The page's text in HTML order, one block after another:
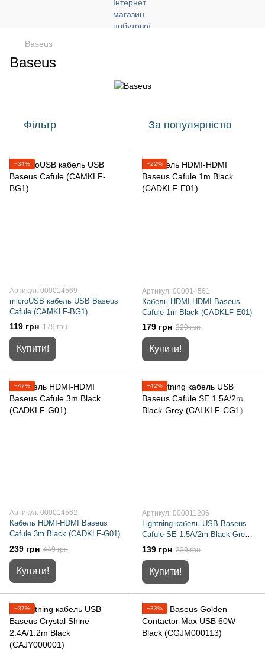
Baseus
Baseus
Фільтр За популярністю
−34%
Артикул: 000014569
microUSB кабель USB Baseus
Cafule (CAMKLF-BG1)
119 грн 179 грн
Купити!
−22%
Артикул: 000014561
Кабель HDMI-HDMI Baseus
Cafule 1m Black (CADKLF-E01)
179 грн 229 грн
Купити!
−47%
Артикул: 000014562
Кабель HDMI-HDMI Baseus
Cafule 3m Black (CADKLF-G01)
239 грн 449 грн
Купити!
−42%
Артикул: 000011206
Lightning кабель USB Baseus
Cafule SE 1.5A/2m Black-Grey
(CALKLF-CG1)
139 грн 239 грн
Купити!
−37% −33%